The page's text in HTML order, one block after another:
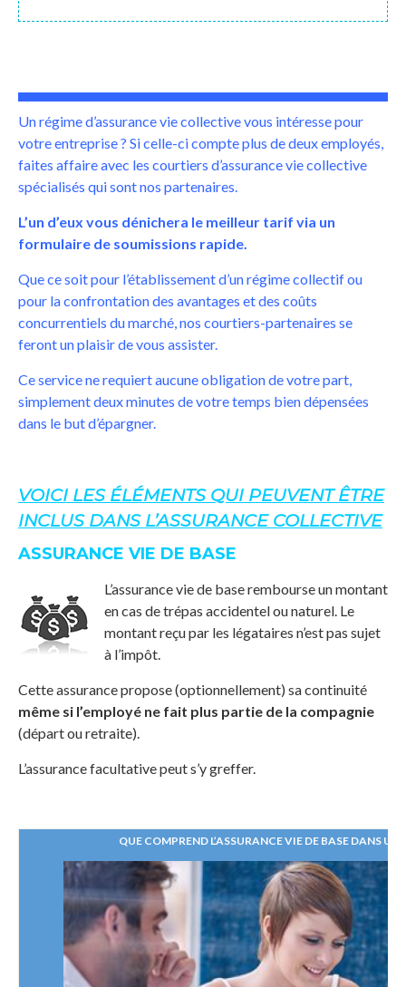
Un régime d’assurance vie collective vous intéresse pour
votre entreprise ? Si celle-ci compte plus de deux employés,
faites affaire avec les courtiers d’assurance vie collective
spécialisés qui sont nos partenaires.
L’un d’eux vous dénichera le meilleur tarif via un
formulaire de soumissions rapide.
Que ce soit pour l’établissement d’un régime collectif ou
pour la confrontation des avantages et des coûts
concurrentiels du marché, nos courtiers-partenaires se
feront un plaisir de vous assister.
Ce service ne requiert aucune obligation de votre part,
simplement deux minutes de votre temps bien dépensées
dans le but d’épargner.
VOICI LES ÉLÉMENTS QUI PEUVENT ÊTRE
INCLUS DANS L’ASSURANCE COLLECTIVE
ASSURANCE VIE DE BASE
L’assurance vie de base rembourse un montant
en cas de trépas accidentel ou naturel. Le
montant reçu par les légataires n’est pas sujet
à l’impôt.
Cette assurance propose (optionnellement) sa continuité
même si l’employé ne fait plus partie de la compagnie
(départ ou retraite).
L’assurance facultative peut s’y greffer.
QUE COMPREND L’ASSURANCE VIE DE BASE DANS